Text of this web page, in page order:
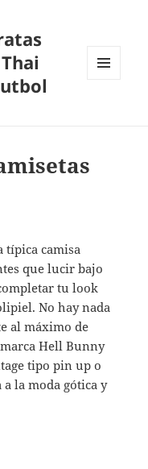
típica camisa
que lucir bajo
tu look
No hay nada
al máximo de
Hell Bunny
tipo pin up o
la moda gótica y